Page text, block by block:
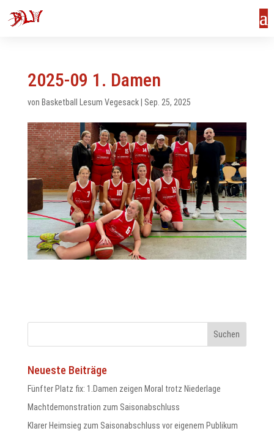
2025-09 1. Damen
von Basketball Lesum Vegesack| Sep. 25, 2025
Neueste Beiträge
Fünfter Platz fix: 1.Damen zeigen Moral trotz Niederlage
Machtdemonstration zum Saisonabschluss
Klarer Heimsieg zum Saisonabschluss vor eigenem Publikum